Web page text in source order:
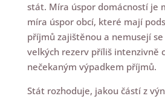
stát. Míra úspor domácností je
míra úspor obcí, které mají
příjmů zajištěnou a nemusejí
velkých rezerv příliš intenzivně
nečekaným výpadkem příjmů.
Stát rozhoduje, jakou částí z